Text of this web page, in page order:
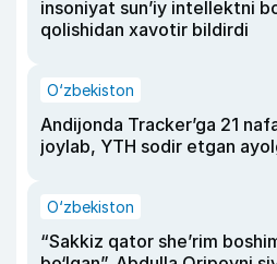
insoniyat sun’iy intellektni
qolishidan xavotir bildirdi
O‘zbekiston
Andijonda Tracker’ga 21
joylab, YTH sodir etgan
O‘zbekiston
“Sakkiz qator she’rim